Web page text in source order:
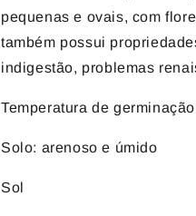
pequenas e ovais, com
também possui
indigestão, problemas
Temperatura de
Solo: arenoso e úmido
Sol